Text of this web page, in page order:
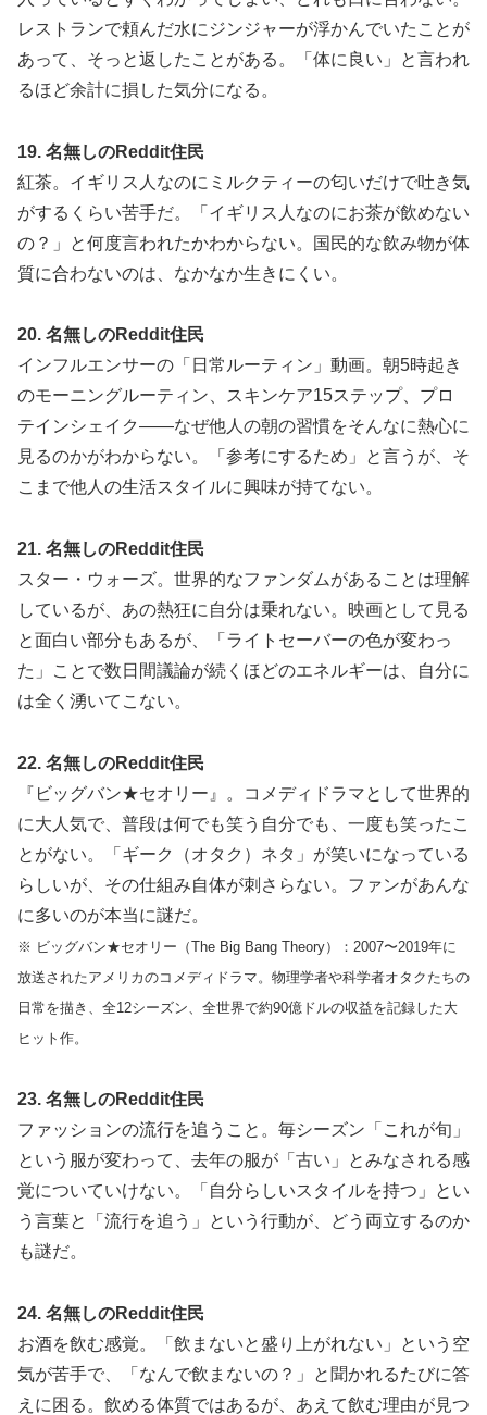
レストランで頼んだ水にジンジャーが浮かんでいたことが
あって、そっと返したことがある。「体に良い」と言われ
るほど余計に損した気分になる。
19. 名無しのReddit住民
紅茶。イギリス人なのにミルクティーの匂いだけで吐き気
がするくらい苦手だ。「イギリス人なのにお茶が飲めない
の？」と何度言われたかわからない。国民的な飲み物が体
質に合わないのは、なかなか生きにくい。
20. 名無しのReddit住民
インフルエンサーの「日常ルーティン」動画。朝5時起き
のモーニングルーティン、スキンケア15ステップ、プロ
テインシェイク——なぜ他人の朝の習慣をそんなに熱心に
見るのかがわからない。「参考にするため」と言うが、そ
こまで他人の生活スタイルに興味が持てない。
21. 名無しのReddit住民
スター・ウォーズ。世界的なファンダムがあることは理解
しているが、あの熱狂に自分は乗れない。映画として見る
と面白い部分もあるが、「ライトセーバーの色が変わっ
た」ことで数日間議論が続くほどのエネルギーは、自分に
は全く湧いてこない。
22. 名無しのReddit住民
『ビッグバン★セオリー』。コメディドラマとして世界的
に大人気で、普段は何でも笑う自分でも、一度も笑ったこ
とがない。「ギーク（オタク）ネタ」が笑いになっている
らしいが、その仕組み自体が刺さらない。ファンがあんな
に多いのが本当に謎だ。
※ ビッグバン★セオリー（The Big Bang Theory）：2007〜2019年に
放送されたアメリカのコメディドラマ。物理学者や科学者オタクたちの
日常を描き、全12シーズン、全世界で約90億ドルの収益を記録した大
ヒット作。
23. 名無しのReddit住民
ファッションの流行を追うこと。毎シーズン「これが旬」
という服が変わって、去年の服が「古い」とみなされる感
覚についていけない。「自分らしいスタイルを持つ」とい
う言葉と「流行を追う」という行動が、どう両立するのか
も謎だ。
24. 名無しのReddit住民
お酒を飲む感覚。「飲まないと盛り上がれない」という空
気が苦手で、「なんで飲まないの？」と聞かれるたびに答
えに困る。飲める体質ではあるが、あえて飲む理由が見つ